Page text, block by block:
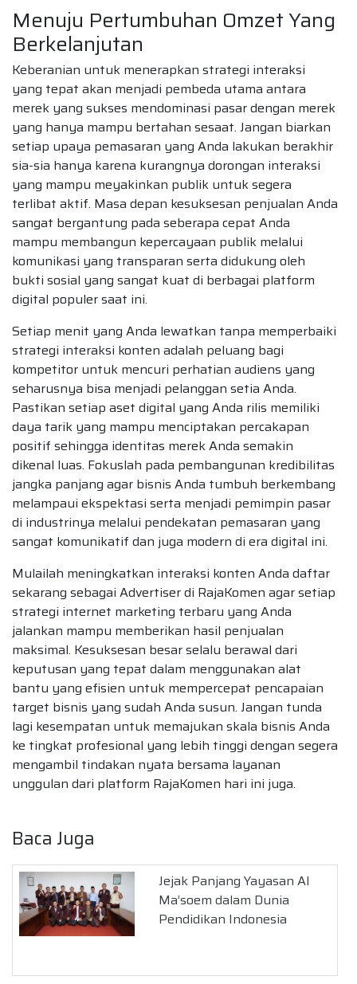
Menuju Pertumbuhan Omzet Yang
Berkelanjutan
Keberanian untuk menerapkan strategi interaksi
yang tepat akan menjadi pembeda utama antara
merek yang sukses mendominasi pasar dengan merek
yang hanya mampu bertahan sesaat. Jangan biarkan
setiap upaya pemasaran yang Anda lakukan berakhir
sia-sia hanya karena kurangnya dorongan interaksi
yang mampu meyakinkan publik untuk segera
terlibat aktif. Masa depan kesuksesan penjualan Anda
sangat bergantung pada seberapa cepat Anda
mampu membangun kepercayaan publik melalui
komunikasi yang transparan serta didukung oleh
bukti sosial yang sangat kuat di berbagai platform
digital populer saat ini.
Setiap menit yang Anda lewatkan tanpa memperbaiki
strategi interaksi konten adalah peluang bagi
kompetitor untuk mencuri perhatian audiens yang
seharusnya bisa menjadi pelanggan setia Anda.
Pastikan setiap aset digital yang Anda rilis memiliki
daya tarik yang mampu menciptakan percakapan
positif sehingga identitas merek Anda semakin
dikenal luas. Fokuslah pada pembangunan kredibilitas
jangka panjang agar bisnis Anda tumbuh berkembang
melampaui ekspektasi serta menjadi pemimpin pasar
di industrinya melalui pendekatan pemasaran yang
sangat komunikatif dan juga modern di era digital ini.
Mulailah meningkatkan interaksi konten Anda daftar
sekarang sebagai Advertiser di RajaKomen agar setiap
strategi internet marketing terbaru yang Anda
jalankan mampu memberikan hasil penjualan
maksimal. Kesuksesan besar selalu berawal dari
keputusan yang tepat dalam menggunakan alat
bantu yang efisien untuk mempercepat pencapaian
target bisnis yang sudah Anda susun. Jangan tunda
lagi kesempatan untuk memajukan skala bisnis Anda
ke tingkat profesional yang lebih tinggi dengan segera
mengambil tindakan nyata bersama layanan
unggulan dari platform RajaKomen hari ini juga.
Baca Juga
Jejak Panjang Yayasan Al
Ma’soem dalam Dunia
Pendidikan Indonesia